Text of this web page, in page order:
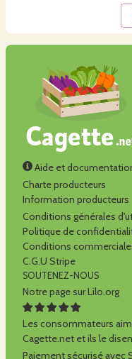
Aide et
Charte producteurs
Information producteurs
Conditions générales
Politique de
Conditions
C.G.U Stripe
SOUTENEZ-NOUS
Notre page sur Lilo.org
Les consommateurs
Cagette.net et ils le
Paiement sécurisé avec